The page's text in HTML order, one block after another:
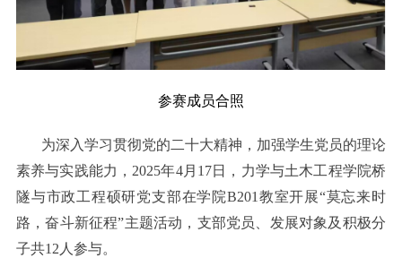
参赛成员合照
为深入学习贯彻党的二十大精神，加强学生党员的理论
素养与实践能力，2025年4月17日，力学与土木工程学院桥
隧与市政工程硕研党支部在学院B201教室开展“莫忘来时
路，奋斗新征程”主题活动，支部党员、发展对象及积极分
子共12人参与。